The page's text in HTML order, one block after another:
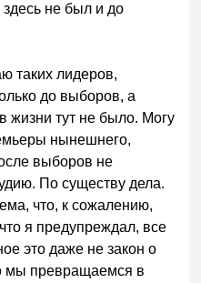
не был и до
таких лидеров,
до выборов, а
жизни тут не было. Могу
нынешнего,
выборов не
По существу дела.
что, к сожалению,
я предупреждал, все
это даже не закон о
мы превращаемся в